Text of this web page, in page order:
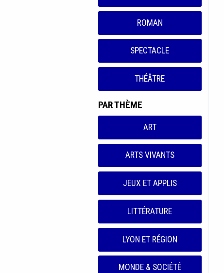
ROMAN
SPECTACLE
THÉÂTRE
PAR THÈME
ART
ARTS VIVANTS
JEUX ET APPLIS
LITTÉRATURE
LYON ET RÉGION
MONDE & SOCIÉTÉ